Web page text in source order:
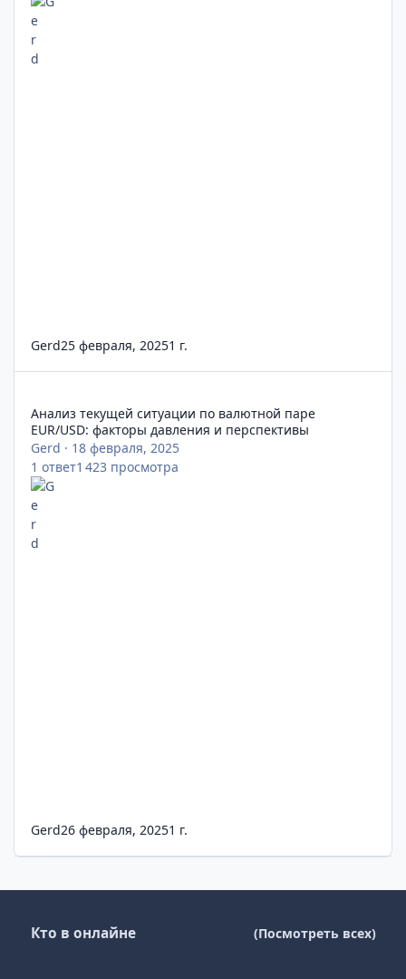
Gerd25 февраля, 20251 г.
Анализ текущей ситуации по валютной паре
EUR/USD: факторы давления и перспективы
Gerd · 18 февраля, 2025
1 ответ1 423 просмотра
Gerd26 февраля, 20251 г.
Кто в онлайне (Посмотреть всех)